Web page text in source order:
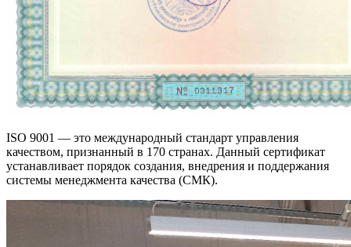
ISO 9001 — это международный стандарт управления
качеством, признанный в 170 странах. Данный сертификат
устанавливает порядок создания, внедрения и поддержания
системы менеджмента качества (СМК).